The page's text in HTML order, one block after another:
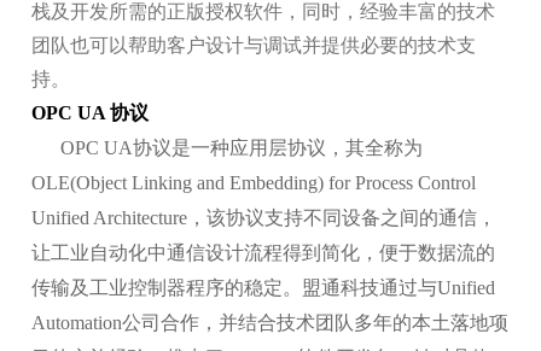
栈及开发所需的正版授权软件，同时，经验丰富的技术
团队也可以帮助客户设计与调试并提供必要的技术支
持。
OPC UA 协议
OPC UA协议是一种应用层协议，其全称为
OLE(Object Linking and Embedding) for Process Control
Unified Architecture，该协议支持不同设备之间的通信，
让工业自动化中通信设计流程得到简化，便于数据流的
传输及工业控制器程序的稳定。盟通科技通过与Unified
Automation公司合作，并结合技术团队多年的本土落地项